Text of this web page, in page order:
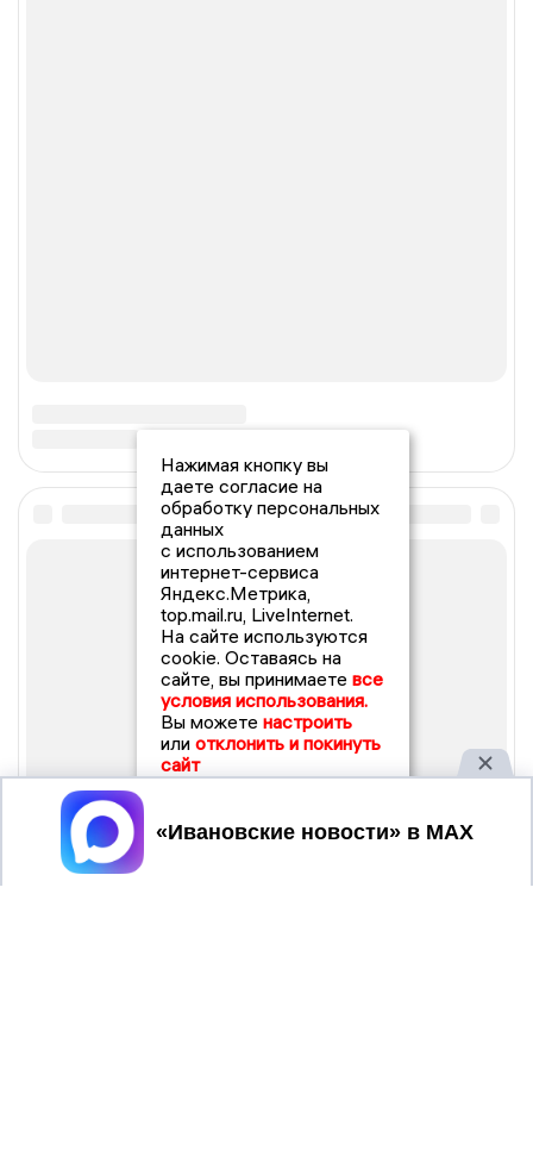
Нажимая кнопку вы
даете согласие на
обработку персональных
данных
с использованием
интернет-сервиса
Яндекс.Метрика,
top.mail.ru, LiveInternet.
На сайте используются
cookie. Оставаясь на
сайте, вы принимаете все
условия использования.
Вы можете настроить
или отклонить и покинуть
сайт
Принять